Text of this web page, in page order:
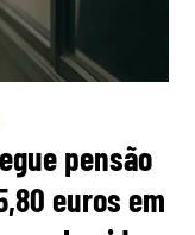
pensão
euros em